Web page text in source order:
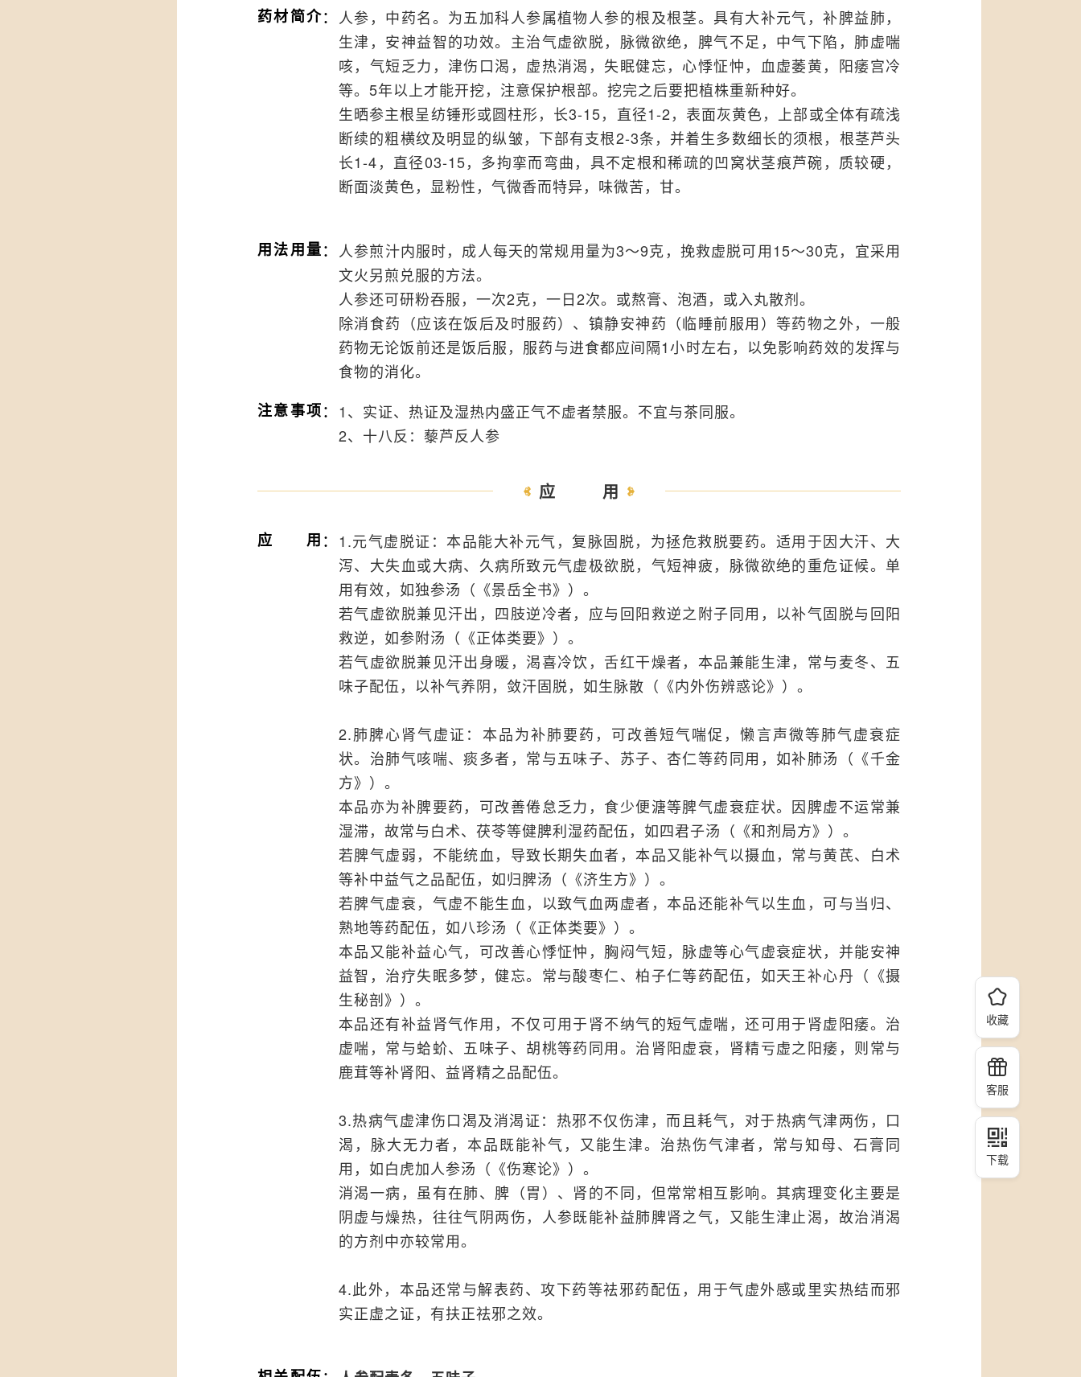
药材简介：
人参，中药名。为五加科人参属植物人参的根及根茎。具有大补元气，补脾益肺，
生津，安神益智的功效。主治气虚欲脱，脉微欲绝，脾气不足，中气下陷，肺虚喘
咳，气短乏力，津伤口渴，虚热消渴，失眠健忘，心悸怔忡，血虚萎黄，阳痿宫冷
等。5年以上才能开挖，注意保护根部。挖完之后要把植株重新种好。
生晒参主根呈纺锤形或圆柱形，长3-15，直径1-2，表面灰黄色，上部或全体有疏浅
断续的粗横纹及明显的纵皱，下部有支根2-3条，并着生多数细长的须根，根茎芦头
长1-4，直径03-15，多拘挛而弯曲，具不定根和稀疏的凹窝状茎痕芦碗，质较硬，
断面淡黄色，显粉性，气微香而特异，味微苦，甘。
用法用量：
人参煎汁内服时，成人每天的常规用量为3～9克，挽救虚脱可用15～30克，宜采用
文火另煎兑服的方法。
人参还可研粉吞服，一次2克，一日2次。或熬膏、泡酒，或入丸散剂。
除消食药（应该在饭后及时服药）、镇静安神药（临睡前服用）等药物之外，一般
药物无论饭前还是饭后服，服药与进食都应间隔1小时左右，以免影响药效的发挥与
食物的消化。
注意事项： 1、实证、热证及湿热内盛正气不虚者禁服。不宜与茶同服。
2、十八反：藜芦反人参
应用
应用： 1.元气虚脱证：本品能大补元气，复脉固脱，为拯危救脱要药。适用于因大汗、大
泻、大失血或大病、久病所致元气虚极欲脱，气短神疲，脉微欲绝的重危证候。单
用有效，如独参汤（《景岳全书》）。
若气虚欲脱兼见汗出，四肢逆冷者，应与回阳救逆之附子同用，以补气固脱与回阳
救逆，如参附汤（《正体类要》）。
若气虚欲脱兼见汗出身暖，渴喜冷饮，舌红干燥者，本品兼能生津，常与麦冬、五
味子配伍，以补气养阴，敛汗固脱，如生脉散（《内外伤辨惑论》）。
2.肺脾心肾气虚证：本品为补肺要药，可改善短气喘促，懒言声微等肺气虚衰症
状。治肺气咳喘、痰多者，常与五味子、苏子、杏仁等药同用，如补肺汤（《千金
方》）。
本品亦为补脾要药，可改善倦怠乏力，食少便溏等脾气虚衰症状。因脾虚不运常兼
湿滞，故常与白术、茯苓等健脾利湿药配伍，如四君子汤（《和剂局方》）。
若脾气虚弱，不能统血，导致长期失血者，本品又能补气以摄血，常与黄芪、白术
等补中益气之品配伍，如归脾汤（《济生方》）。
若脾气虚衰，气虚不能生血，以致气血两虚者，本品还能补气以生血，可与当归、
熟地等药配伍，如八珍汤（《正体类要》）。
本品又能补益心气，可改善心悸怔忡，胸闷气短，脉虚等心气虚衰症状，并能安神
益智，治疗失眠多梦，健忘。常与酸枣仁、柏子仁等药配伍，如天王补心丹（《摄
生秘剖》）。
本品还有补益肾气作用，不仅可用于肾不纳气的短气虚喘，还可用于肾虚阳痿。治
虚喘，常与蛤蚧、五味子、胡桃等药同用。治肾阳虚衰，肾精亏虚之阳痿，则常与
鹿茸等补肾阳、益肾精之品配伍。
3.热病气虚津伤口渴及消渴证：热邪不仅伤津，而且耗气，对于热病气津两伤，口
渴，脉大无力者，本品既能补气，又能生津。治热伤气津者，常与知母、石膏同
用，如白虎加人参汤（《伤寒论》）。
消渴一病，虽有在肺、脾（胃）、肾的不同，但常常相互影响。其病理变化主要是
阴虚与燥热，往往气阴两伤，人参既能补益肺脾肾之气，又能生津止渴，故治消渴
的方剂中亦较常用。
4.此外，本品还常与解表药、攻下药等祛邪药配伍，用于气虚外感或里实热结而邪
实正虚之证，有扶正祛邪之效。
收藏
客服
下载